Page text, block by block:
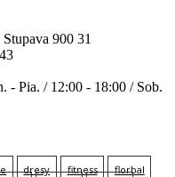
900 31
- Pia. / 12:00 - 18:00 / Sob.
dresy fitness
florbal